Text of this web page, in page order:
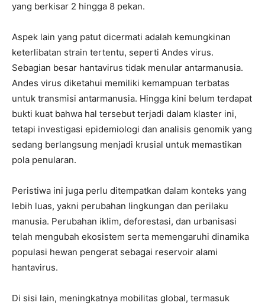
yang berkisar 2 hingga 8 pekan.
Aspek lain yang patut dicermati adalah kemungkinan
keterlibatan strain tertentu, seperti Andes virus.
Sebagian besar hantavirus tidak menular antarmanusia.
Andes virus diketahui memiliki kemampuan terbatas
untuk transmisi antarmanusia. Hingga kini belum terdapat
bukti kuat bahwa hal tersebut terjadi dalam klaster ini,
tetapi investigasi epidemiologi dan analisis genomik yang
sedang berlangsung menjadi krusial untuk memastikan
pola penularan.
Peristiwa ini juga perlu ditempatkan dalam konteks yang
lebih luas, yakni perubahan lingkungan dan perilaku
manusia. Perubahan iklim, deforestasi, dan urbanisasi
telah mengubah ekosistem serta memengaruhi dinamika
populasi hewan pengerat sebagai reservoir alami
hantavirus.
Di sisi lain, meningkatnya mobilitas global, termasuk